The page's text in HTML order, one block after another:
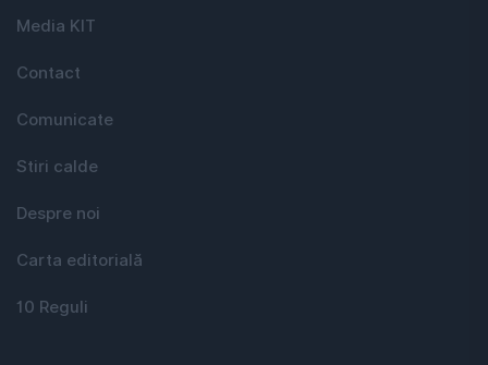
Media KIT
Contact
Comunicate
Stiri calde
Despre noi
Carta editorială
10 Reguli